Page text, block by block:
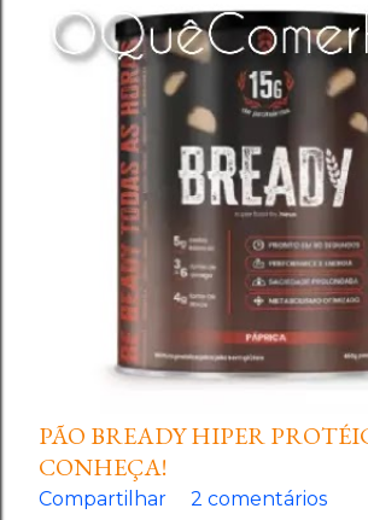
PÃO BREADY HIPER
CONHEÇA!
Compartilhar 2 comentários